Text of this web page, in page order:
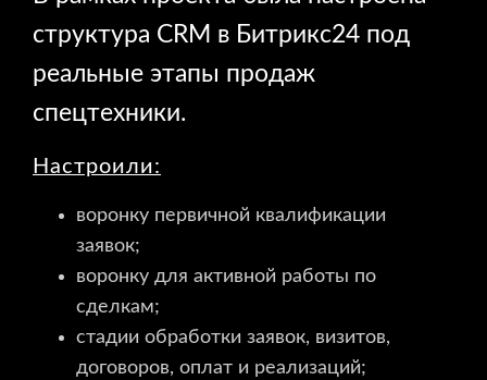
структура CRM в Битрикс24 под
реальные этапы продаж
спецтехники.
Настроили:
воронку первичной квалификации
заявок;
воронку для активной работы по
сделкам;
стадии обработки заявок, визитов,
договоров, оплат и реализаций;